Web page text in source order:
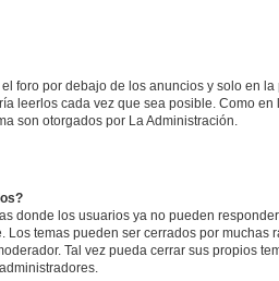
foro por debajo de los anuncios y solo en
leerlos cada vez que sea posible. Como
son otorgados por La Administración.
donde los usuarios ya no pueden
Los temas pueden ser cerrados por muchas
Tal vez pueda cerrar sus propios